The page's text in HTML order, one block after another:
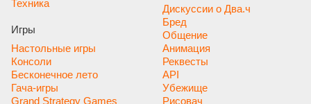
Техника
Игры
Настольные игры
Консоли
Бесконечное лето
Гача-игры
Grand Strategy Games
Дискуссии о Два.ч
Бред
Общение
Анимация
Реквесты
API
Убежище
Рисовач